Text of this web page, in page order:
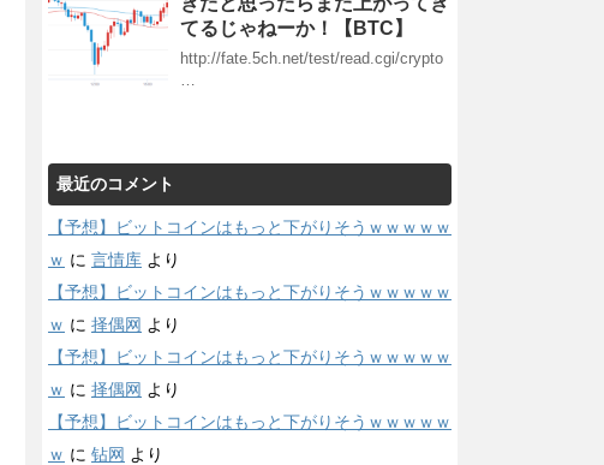
てるじゃねーか！【BTC】
http://fate.5ch.net/test/read.cgi/crypto
…
最近のコメント
【予想】ビットコインはもっと下がりそうｗｗｗｗｗ
ｗ に 言情库 より
【予想】ビットコインはもっと下がりそうｗｗｗｗｗ
ｗ に 择偶网 より
【予想】ビットコインはもっと下がりそうｗｗｗｗｗ
ｗ に 择偶网 より
【予想】ビットコインはもっと下がりそうｗｗｗｗｗ
ｗ に 钻网 より